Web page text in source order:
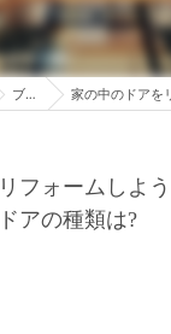
ブログ 家の中のドアをリフォームしよ
フォームしよ
アの種類は?